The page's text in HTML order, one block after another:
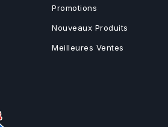
Promotions
Nouveaux Produits
Meilleures Ventes